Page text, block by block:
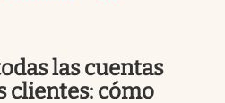
las cuentas
clientes: cómo